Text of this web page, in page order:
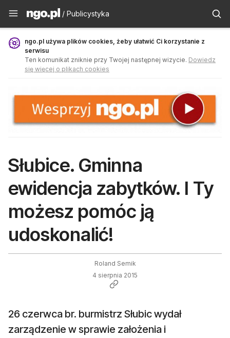
Publicystyka - ngo.pl
/ Publicystyka
ngo.pl używa plików cookies, żeby ułatwić Ci korzystanie z
serwisu
Ten komunikat zniknie przy Twojej następnej wizycie. Dowiedz
się więcej o plikach cookies
Słubice. Gminna
ewidencja zabytków. I Ty
możesz pomóc ją
udoskonalić!
Roland Semik
4 sierpnia 2015
26 czerwca br. burmistrz Słubic wydał
zarządzenie w sprawie założenia i